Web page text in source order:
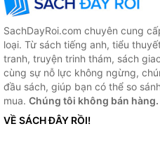
SachDayRoi.com chuyên cung
loại. Từ sách tiếng anh, tiểu
tranh, truyện trinh thám, sách
cùng sự nỗ lực không ngừng,
đầu sách, giúp bạn có thể so
mua. Chúng tôi không bán hàng.
VỀ SÁCH ĐÂY RỒI!